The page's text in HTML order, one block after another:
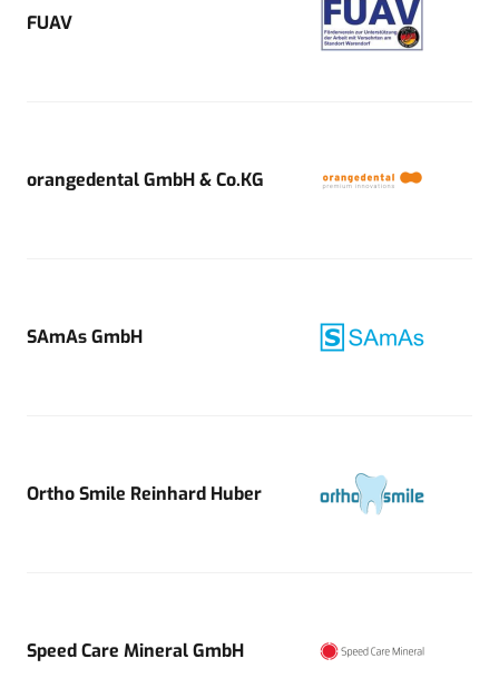
FUAV
orangedental GmbH & Co.KG
SAmAs GmbH
Ortho Smile Reinhard Huber
Speed Care Mineral GmbH